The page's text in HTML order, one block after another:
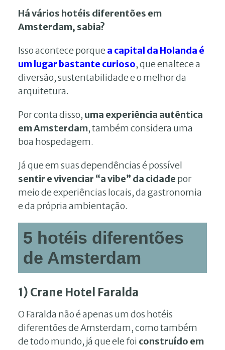
Há vários hotéis diferentões em
Amsterdam, sabia?
Isso acontece porquea capital da Holanda é
um lugar bastante curioso, que enaltece a
diversão, sustentabilidade e o melhor da
arquitetura.
Por conta disso, uma experiência autêntica
em Amsterdam, também considera uma
boa hospedagem.
Já que em suas dependências é possível
sentir e vivenciar “a vibe” da cidade por
meio de experiências locais, da gastronomia
e da própria ambientação.
5 hotéis diferentões
de Amsterdam
1) Crane Hotel Faralda
O Faralda não é apenas um dos hotéis
diferentões de Amsterdam, como também
de todo mundo, já que ele foi construído em